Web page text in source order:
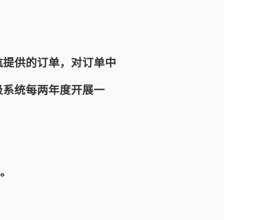
供的订单，对订单中
统每两年度开展一